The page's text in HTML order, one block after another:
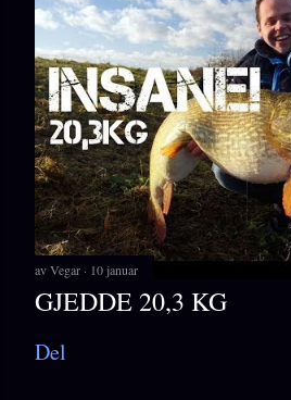
avVegar 10 januar
GJEDDE 20,3 KG
Del